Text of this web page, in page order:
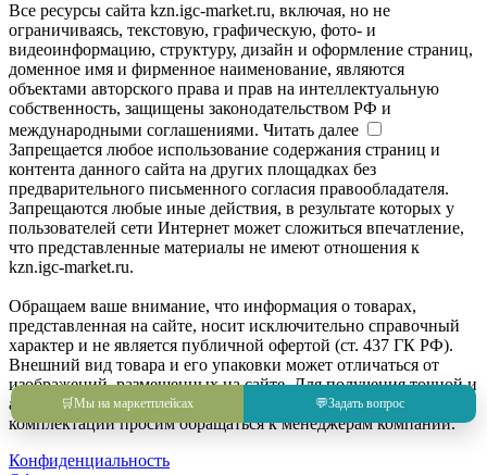
🛒Мы на маркетплейсах 💬Задать вопрос
Все ресурсы сайта kzn.igc-market.ru, включая, но не
ограничиваясь, текстовую, графическую, фото- и
видеоинформацию, структуру, дизайн и оформление страниц,
доменное имя и фирменное наименование, являются
объектами авторского права и прав на интеллектуальную
собственность, защищены законодательством РФ и
международными соглашениями. Читать далее
Запрещается любое использование содержания страниц и
контента данного сайта на других площадках без
предварительного письменного согласия правообладателя.
Запрещаются любые иные действия, в результате которых у
пользователей сети Интернет может сложиться впечатление,
что представленные материалы не имеют отношения к
kzn.igc-market.ru.
Обращаем ваше внимание, что информация о товарах,
представленная на сайте, носит исключительно справочный
характер и не является публичной офертой (ст. 437 ГК РФ).
Внешний вид товара и его упаковки может отличаться от
изображений, размещенных на сайте. Для получения точной и
актуальной информации о товаре, его характеристиках и
комплектации просим обращаться к менеджерам компании.
Конфиденциальность